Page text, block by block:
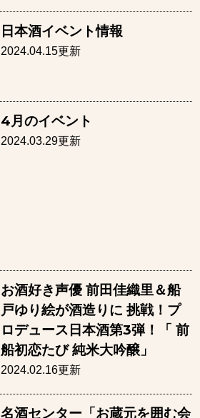
日本酒イベント情報
2024.04.15更新
4月のイベント
2024.03.29更新
お酒好き声優 前田佳織里＆船
戸ゆり絵が酒造りに 挑戦！プ
ロデュース日本酒第3弾！「 前
船初恋たび 純米大吟醸」
2024.02.16更新
名酒センター「お蔵元を囲む会